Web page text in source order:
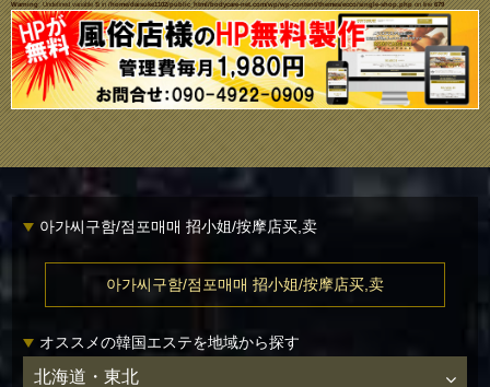
Warning: Undefined variable $i in/home/daisuke1102/public_html/bodycare-net.com/wp/wp-content/themes/ecco/single-shop.phpon line679
아가씨구함/점포매매 招小姐/按摩店买,卖
아가씨구함/점포매매 招小姐/按摩店买,卖
オススメの韓国エステを地域から探す
北海道・東北